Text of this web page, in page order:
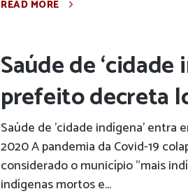
READ MORE
Saúde de
prefeito decreta
Saúde de 'cidade indígena' entra
2020 A pandemia da Covid-19
considerado o município "mais
indígenas mortos e...